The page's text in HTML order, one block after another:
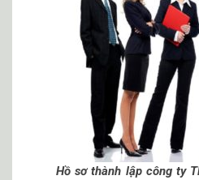
Hồ sơ thành lập công ty